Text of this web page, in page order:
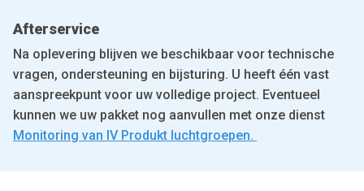
Afterservice
Na oplevering blijven we beschikbaar voor technische
vragen, ondersteuning en bijsturing. U heeft één vast
aanspreekpunt voor uw volledige project. Eventueel
kunnen we uw pakket nog aanvullen met onze dienst
Monitoring van IV Produkt luchtgroepen.